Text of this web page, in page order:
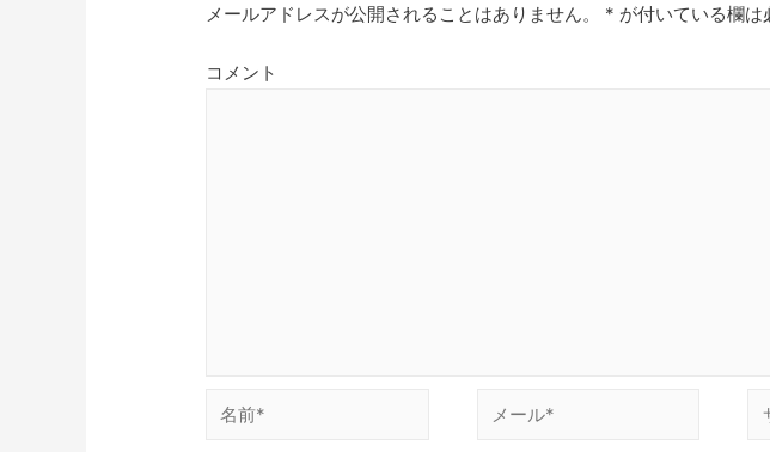
メールアドレスが公開されることはありません。 * が付いている欄は
コメント